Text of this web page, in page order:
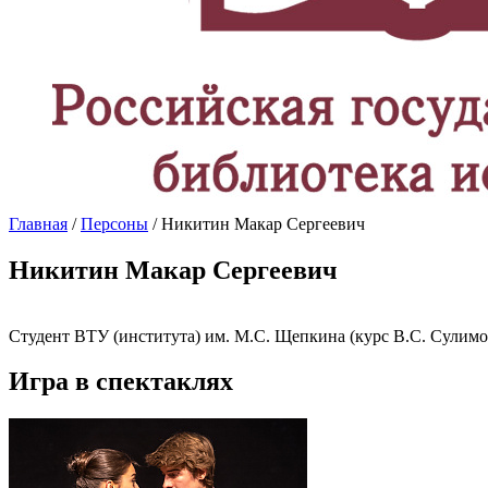
Главная /Персоны / Никитин Макар Сергеевич
Никитин Макар Сергеевич
Студент ВТУ (института) им. М.С. Щепкина (курс В.С.
Игра в спектаклях